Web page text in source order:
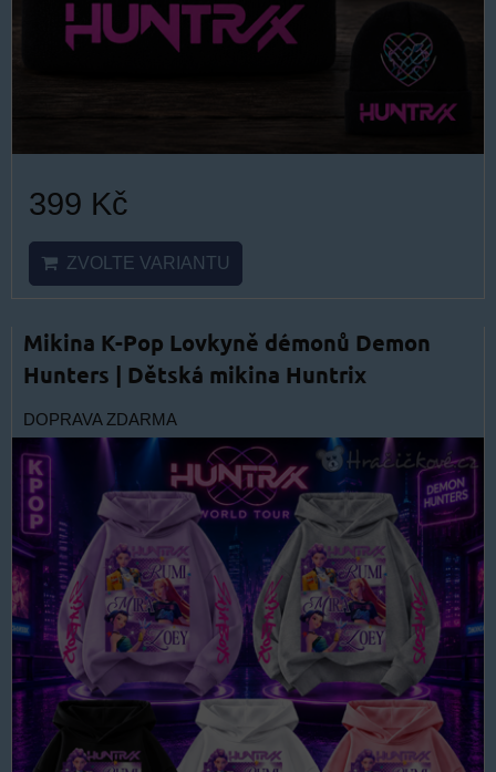
399 Kč
ZVOLTE VARIANTU
Mikina K-Pop Lovkyně démonů Demon
Hunters | Dětská mikina Huntrix
DOPRAVA ZDARMA